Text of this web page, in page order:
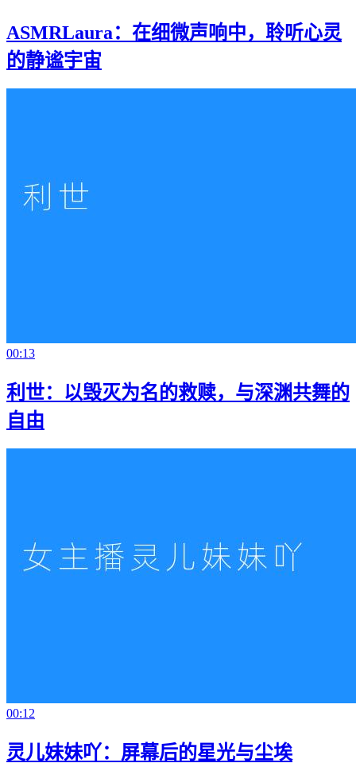
ASMRLaura：在细微声响中，聆听心灵
的静谧宇宙
00:13
利世：以毁灭为名的救赎，与深渊共舞的
自由
00:12
灵儿妹妹吖：屏幕后的星光与尘埃